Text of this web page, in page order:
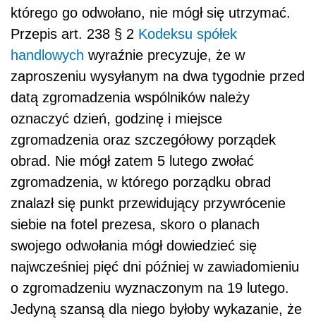
którego go odwołano, nie mógł się utrzymać.
Przepis art. 238 § 2 Kodeksu spółek
handlowych wyraźnie precyzuje, że w
zaproszeniu wysyłanym na dwa tygodnie przed
datą zgromadzenia wspólników należy
oznaczyć dzień, godzinę i miejsce
zgromadzenia oraz szczegółowy porządek
obrad. Nie mógł zatem 5 lutego zwołać
zgromadzenia, w którego porządku obrad
znalazł się punkt przewidujący przywrócenie
siebie na fotel prezesa, skoro o planach
swojego odwołania mógł dowiedzieć się
najwcześniej pięć dni później w zawiadomieniu
o zgromadzeniu wyznaczonym na 19 lutego.
Jedyną szansą dla niego byłoby wykazanie, że